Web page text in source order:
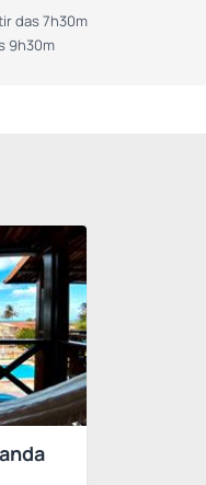
das 7h30m
9h30m